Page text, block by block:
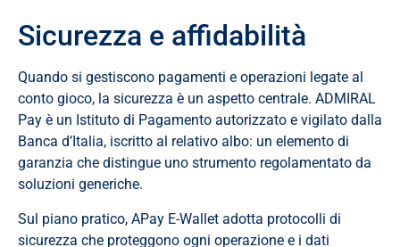
Sicurezza e affidabilità
Quando si gestiscono pagamenti e operazioni legate al
conto gioco, la sicurezza è un aspetto centrale. ADMIRAL
Pay è un Istituto di Pagamento autorizzato e vigilato dalla
Banca d’Italia, iscritto al relativo albo: un elemento di
garanzia che distingue uno strumento regolamentato da
soluzioni generiche.
Sul piano pratico, APay E-Wallet adotta protocolli di
sicurezza che proteggono ogni operazione e i dati